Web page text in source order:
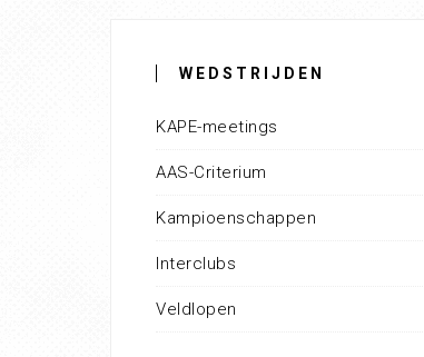
WEDSTRIJDEN
KAPE-meetings
AAS-Criterium
Kampioenschappen
Interclubs
Veldlopen